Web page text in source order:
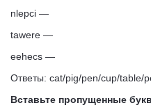
nlepci —
tawere —
eehecs —
Ответы: cat/pig/pen/cup/table/
Вставьте пропущенные